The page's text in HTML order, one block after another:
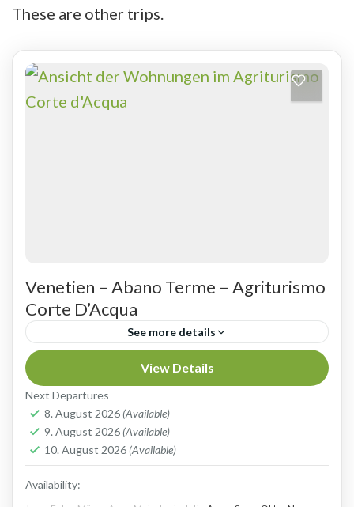
These are other trips.
Venetien – Abano Terme – Agriturismo
Corte D’Acqua
See more details
CORTE D'ACQUA - EIN JUWEL IN EINEM
PRIVATEN PARK Mitten in Venetien, direkt am
Fuße der Euganeischen Hügel liegt in einer
bezaubernden Lage der Ort Abano...
Golfreisen nach Italien - Region Venetien
View Details
Next Departures
8. August 2026 (Available)
9. August 2026 (Available)
10. August 2026 (Available)
Availability: